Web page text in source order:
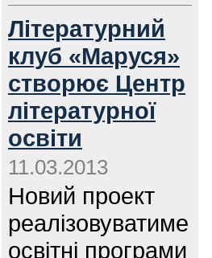
Літературний
клуб «Маруся»
створює Центр
літературної
освіти
11.03.2013
Новий проект
реалізовуватиме
освітні програми